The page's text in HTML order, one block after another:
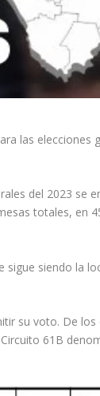
las elecciones
del 2023 se
totales, en
siendo la
su voto. De
61B